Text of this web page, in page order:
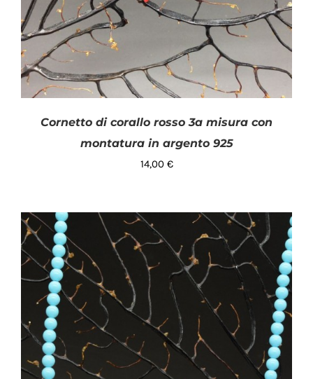
AGGIUNGI AL CARRELLO DETTAGLI
Cornetto di corallo rosso 3a misura con
montatura in argento 925
14,00 €